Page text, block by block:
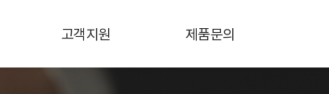
고객지원 제품문의